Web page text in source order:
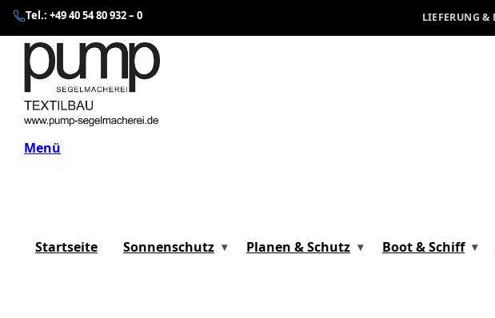
Tel.: +49 40 54 80 932 – 0 LIEFERUNG &
Zum
Inhalt
springen
Menü
Startseite Sonnenschutz Planen & Schutz Boot & Schiff